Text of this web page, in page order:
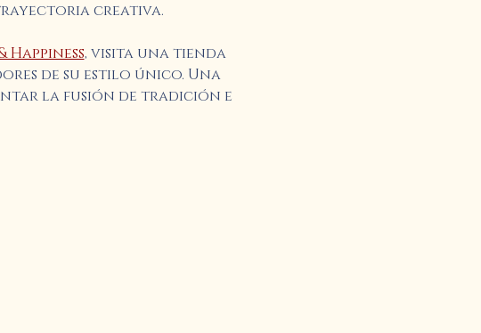
creativa.
Happiness, visita una tienda
de su estilo único. Una
la fusión de tradición e